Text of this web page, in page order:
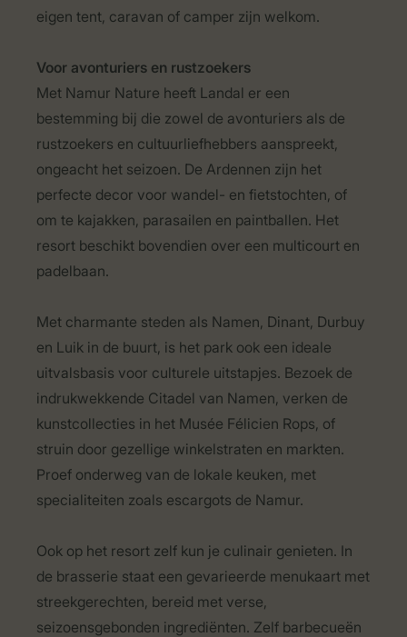
eigen tent, caravan of camper zijn welkom.
Voor avonturiers en rustzoekers
Met Namur Nature heeft Landal er een
bestemming bij die zowel de avonturiers als de
rustzoekers en cultuurliefhebbers aanspreekt,
ongeacht het seizoen. De Ardennen zijn het
perfecte decor voor wandel- en fietstochten, of
om te kajakken, parasailen en paintballen. Het
resort beschikt bovendien over een multicourt en
padelbaan.
Met charmante steden als Namen, Dinant, Durbuy
en Luik in de buurt, is het park ook een ideale
uitvalsbasis voor culturele uitstapjes. Bezoek de
indrukwekkende Citadel van Namen, verken de
kunstcollecties in het Musée Félicien Rops, of
struin door gezellige winkelstraten en markten.
Proef onderweg van de lokale keuken, met
specialiteiten zoals escargots de Namur.
Ook op het resort zelf kun je culinair genieten. In
de brasserie staat een gevarieerde menukaart met
streekgerechten, bereid met verse,
seizoensgebonden ingrediënten. Zelf barbecueën